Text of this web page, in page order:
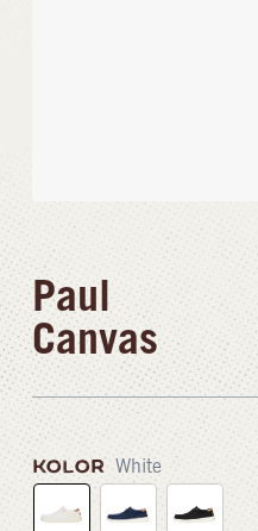
Paul
Canvas
KOLOR White